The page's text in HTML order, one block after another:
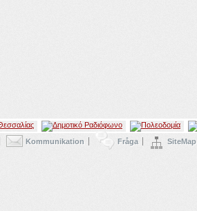
Kommunikation Fråga SiteMap